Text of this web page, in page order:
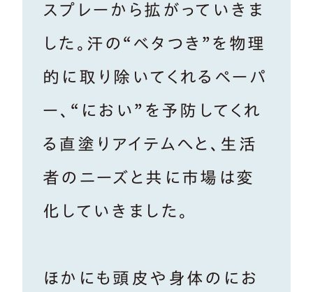
スプレーから拡がっていきま
した。汗の“ベタつき”を物理
的に取り除いてくれるペーパ
ー、“におい”を予防してくれ
る直塗りアイテムへと、生活
者のニーズと共に市場は変
化していきました。
ほかにも頭皮や身体のにお